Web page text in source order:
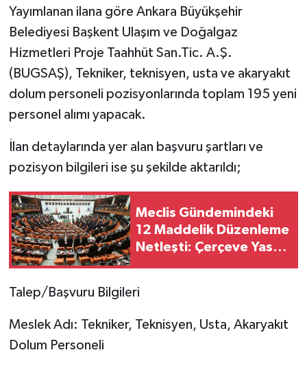
Yayımlanan ilana göre Ankara Büyükşehir
Belediyesi Başkent Ulaşım ve Doğalgaz
Hizmetleri Proje Taahhüt San.Tic. A.Ş.
(BUGSAŞ), Tekniker, teknisyen, usta ve akaryakıt
dolum personeli pozisyonlarında toplam 195 yeni
personel alımı yapacak.
İlan detaylarında yer alan başvuru şartları ve
pozisyon bilgileri ise şu şekilde aktarıldı;
Meclis Gündemindeki
12 Maddelik Düzenleme
Netleşti: Çerçeve Yasa
Alıyor?
Talep/Başvuru Bilgileri
Meslek Adı: Tekniker, Teknisyen, Usta, Akaryakıt
Dolum Personeli